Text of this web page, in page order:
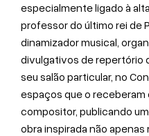
especialmente ligado à
professor do último rei de
dinamizador musical,
divulgativos de repertório
seu salão particular, no
espaços que o
compositor, publicando
obra inspirada não